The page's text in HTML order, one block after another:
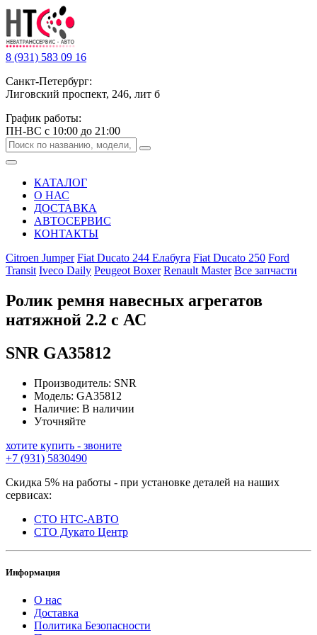
8 (931) 583 09 16
Санкт-Петербург:
Лиговский проспект, 246, лит б
График работы:
ПН-ВС с 10:00 до 21:00
КАТАЛОГ
О НАС
ДОСТАВКА
АВТОСЕРВИС
КОНТАКТЫ
Citroen Jumper Fiat Ducato 244 Елабуга Fiat Ducato 250 Ford
Transit Iveco Daily Peugeot Boxer Renault Master Все запчасти
Ролик ремня навесных агрегатов
натяжной 2.2 с АС
SNR GA35812
Производитель: SNR
Модель: GA35812
Наличие: В наличии
Уточняйте
хотите купить - звоните
+7 (931) 5830490
Скидка 5% на работы - при установке деталей на наших
сервисах:
СТО НТС-АВТО
СТО Дукато Центр
Информация
О нас
Доставка
Политика Безопасности